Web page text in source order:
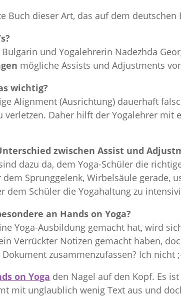
Buch dieser Art, das auf dem
und Yogalehrerin Nadezhda
mögliche Assists und Adjustments
wichtig?
Alignment (Ausrichtung) dauerhaft
verletzen. Daher hilft der Yogalehrer mit
zwischen Assist und
dazu da, dem Yoga-Schüler die
dem Sprunggelenk, Wirbelsäule gerade,
dem Schüler die Yogahaltung zu
an Hands on Yoga?
Yoga-Ausbildung gemacht hat, wird
Verrückter Notizen gemacht haben,
zusammenzufassen? Ich nicht
on Yoga den Nagel auf den Kopf. Es
mit unglaublich wenig Text aus und